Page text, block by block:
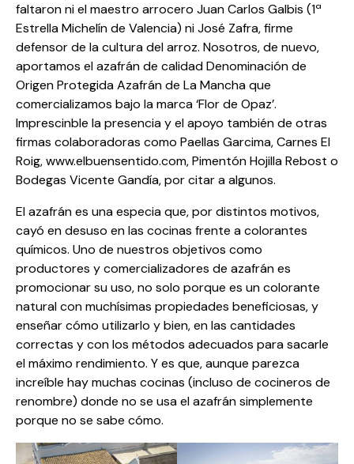
faltaron ni el maestro arrocero Juan Carlos Galbis (1ª
Estrella Michelín de Valencia) ni José Zafra, firme
defensor de la cultura del arroz. Nosotros, de nuevo,
aportamos el azafrán de calidad Denominación de
Origen Protegida Azafrán de La Mancha que
comercializamos bajo la marca ‘Flor de Opaz’.
Imprescinble la presencia y el apoyo también de otras
firmas colaboradoras como Paellas Garcima, Carnes El
Roig, www.elbuensentido.com, Pimentón Hojilla Rebost o
Bodegas Vicente Gandía, por citar a algunos.
El azafrán es una especia que, por distintos motivos,
cayó en desuso en las cocinas frente a colorantes
químicos. Uno de nuestros objetivos como
productores y comercializadores de azafrán es
promocionar su uso, no solo porque es un colorante
natural con muchísimas propiedades beneficiosas, y
enseñar cómo utilizarlo y bien, en las cantidades
correctas y con los métodos adecuados para sacarle
el máximo rendimiento. Y es que, aunque parezca
increíble hay muchas cocinas (incluso de cocineros de
renombre) donde no se usa el azafrán simplemente
porque no se sabe cómo.